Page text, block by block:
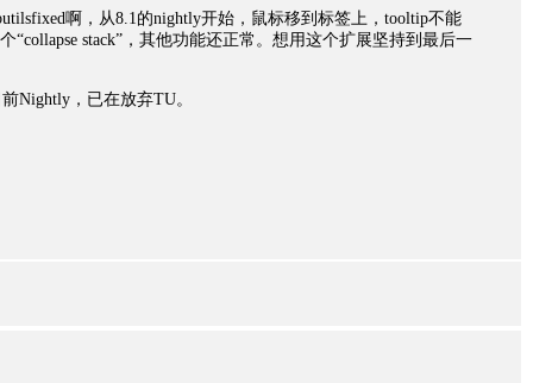
啊，从8.1的nightly开始，鼠标移到标签上，tooltip不能
“collapse stack”，其他功能还正常。想用这个扩展坚持到最后一
Nightly，已在放弃TU。